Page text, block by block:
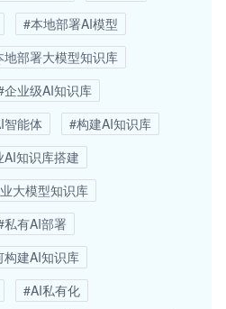
#本地部署AI模型
地部署大模型知识库
企业级AI知识库
智能体
#构建AI知识库
AI知识库搭建
大模型知识库
私有AI部署
构建AI知识库
#AI私有化